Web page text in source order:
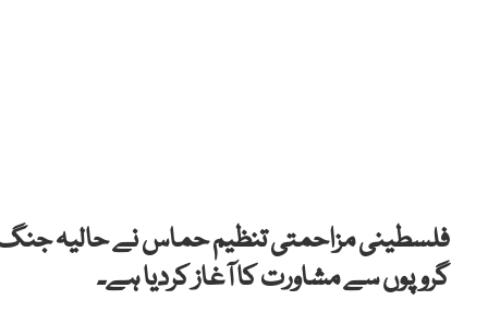
فلسطینی مزاحمتی تنظیم حماس نے حالیہ جنگ
گروپوں سے مشاورت کا آغاز کردیا ہے۔